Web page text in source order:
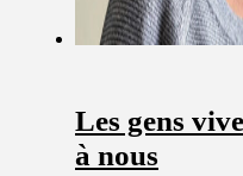
Les gens
à nous